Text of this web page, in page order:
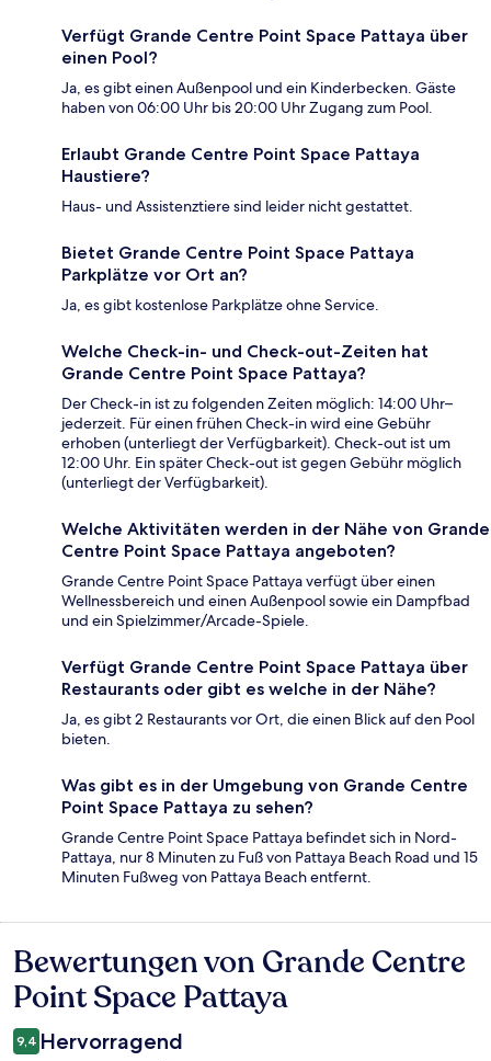
Verfügt Grande Centre Point Space Pattaya über
einen Pool?
Ja, es gibt einen Außenpool und ein Kinderbecken. Gäste
haben von 06:00 Uhr bis 20:00 Uhr Zugang zum Pool.
Erlaubt Grande Centre Point Space Pattaya
Haustiere?
Haus- und Assistenztiere sind leider nicht gestattet.
Bietet Grande Centre Point Space Pattaya
Parkplätze vor Ort an?
Ja, es gibt kostenlose Parkplätze ohne Service.
Welche Check-in- und Check-out-Zeiten hat
Grande Centre Point Space Pattaya?
Der Check-in ist zu folgenden Zeiten möglich: 14:00 Uhr–
jederzeit. Für einen frühen Check-in wird eine Gebühr
erhoben (unterliegt der Verfügbarkeit). Check-out ist um
12:00 Uhr. Ein später Check-out ist gegen Gebühr möglich
(unterliegt der Verfügbarkeit).
Welche Aktivitäten werden in der Nähe von Grande
Centre Point Space Pattaya angeboten?
Grande Centre Point Space Pattaya verfügt über einen
Wellnessbereich und einen Außenpool sowie ein Dampfbad
und ein Spielzimmer/Arcade-Spiele.
Verfügt Grande Centre Point Space Pattaya über
Restaurants oder gibt es welche in der Nähe?
Ja, es gibt 2 Restaurants vor Ort, die einen Blick auf den Pool
bieten.
Was gibt es in der Umgebung von Grande Centre
Point Space Pattaya zu sehen?
Grande Centre Point Space Pattaya befindet sich in Nord-
Pattaya, nur 8 Minuten zu Fuß von Pattaya Beach Road und 15
Minuten Fußweg von Pattaya Beach entfernt.
Bewertungen
Bewertungen von Grande Centre
Point Space Pattaya
9,4 Hervorragend